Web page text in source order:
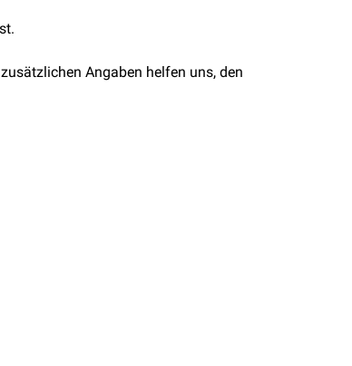
Angaben helfen uns, den